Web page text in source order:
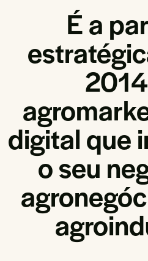
É a
digital que
o seu